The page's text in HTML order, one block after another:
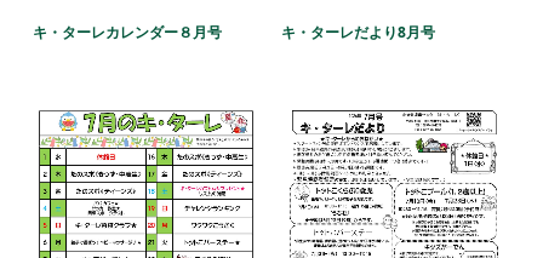
キ・ターレカレンダー８月号 キ・ターレだより8月号